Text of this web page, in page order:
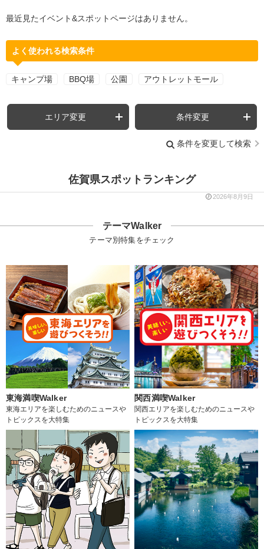
最近見たイベント&スポットページはありません。
よく使われる検索条件
キャンプ場 BBQ場 公園 アウトレットモール
エリア変更 条件変更
条件を変更して検索
佐賀県スポットランキング
2026年8月9日
テーマWalker
テーマ別特集をチェック
東海満喫Walker
東海エリアを楽しむためのニュースや
トピックスを大特集
関西満喫Walker
関西エリアを楽しむためのニュースや
トピックスを大特集